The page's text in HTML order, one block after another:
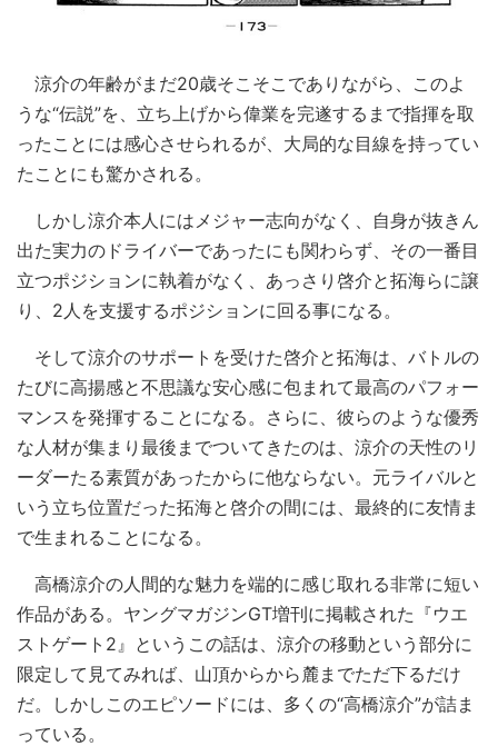
涼介の年齢がまだ20歳そこそこでありながら、このよ
うな“伝説”を、立ち上げから偉業を完遂するまで指揮を取
ったことには感心させられるが、大局的な目線を持ってい
たことにも驚かされる。
しかし涼介本人にはメジャー志向がなく、自身が抜きん
出た実力のドライバーであったにも関わらず、その一番目
立つポジションに執着がなく、あっさり啓介と拓海らに譲
り、2人を支援するポジションに回る事になる。
そして涼介のサポートを受けた啓介と拓海は、バトルの
たびに高揚感と不思議な安心感に包まれて最高のパフォー
マンスを発揮することになる。さらに、彼らのような優秀
な人材が集まり最後までついてきたのは、涼介の天性のリ
ーダーたる素質があったからに他ならない。元ライバルと
いう立ち位置だった拓海と啓介の間には、最終的に友情ま
で生まれることになる。
高橋涼介の人間的な魅力を端的に感じ取れる非常に短い
作品がある。ヤングマガジンGT増刊に掲載された『ウエ
ストゲート2』というこの話は、涼介の移動という部分に
限定して見てみれば、山頂からから麓までただ下るだけ
だ。しかしこのエピソードには、多くの“高橋涼介”が詰ま
っている。